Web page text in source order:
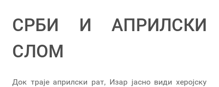
СРБИ И АПРИЛСКИ
СЛОМ
Док траје априлски рат, Изар јасно види херојску